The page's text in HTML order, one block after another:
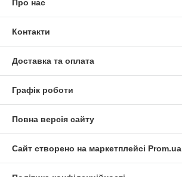
Про нас
Контакти
Доставка та оплата
Графік роботи
Повна версія сайту
Сайт створено на маркетплейсі Prom.ua